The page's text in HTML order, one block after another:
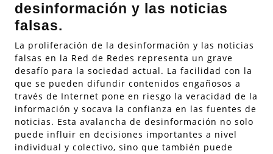
desinformación y las noticias
falsas.
La proliferación de la desinformación y las noticias
falsas en la Red de Redes representa un grave
desafío para la sociedad actual. La facilidad con la
que se pueden difundir contenidos engañosos a
través de Internet pone en riesgo la veracidad de la
información y socava la confianza en las fuentes de
noticias. Esta avalancha de desinformación no solo
puede influir en decisiones importantes a nivel
individual y colectivo, sino que también puede